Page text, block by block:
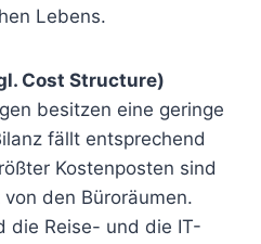
Lebens.
Cost Structure)
besitzen eine geringe
fällt entsprechend
Kostenposten sind
den Büroräumen.
die Reise- und die IT-